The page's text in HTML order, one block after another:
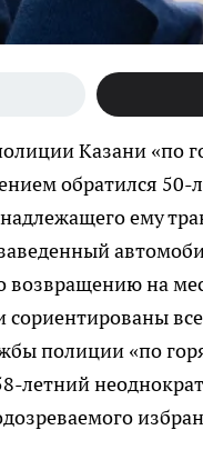
Казани «по
обратился
ему
возвращению на
сориентированы
полиции «по
летний